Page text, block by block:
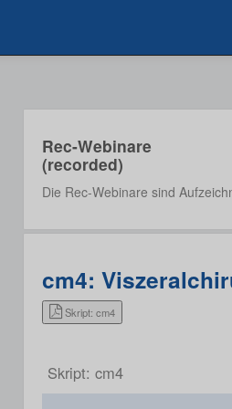
Rec-Webinare
(recorded)
Die Rec-Webinare sind
cm4:
Skript: cm4
Skript: cm4